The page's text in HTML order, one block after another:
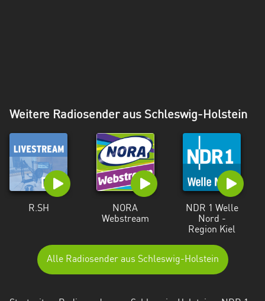
Weitere Radiosender aus Schleswig-Holstein
R.SH
NORA
Webstream
NDR 1 Welle
Nord -
Region Kiel
Alle Radiosender aus Schleswig-Holstein